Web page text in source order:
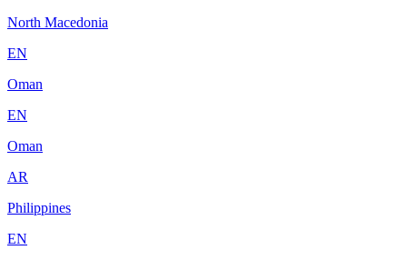
North Macedonia
EN
Oman
EN
Oman
AR
Philippines
EN